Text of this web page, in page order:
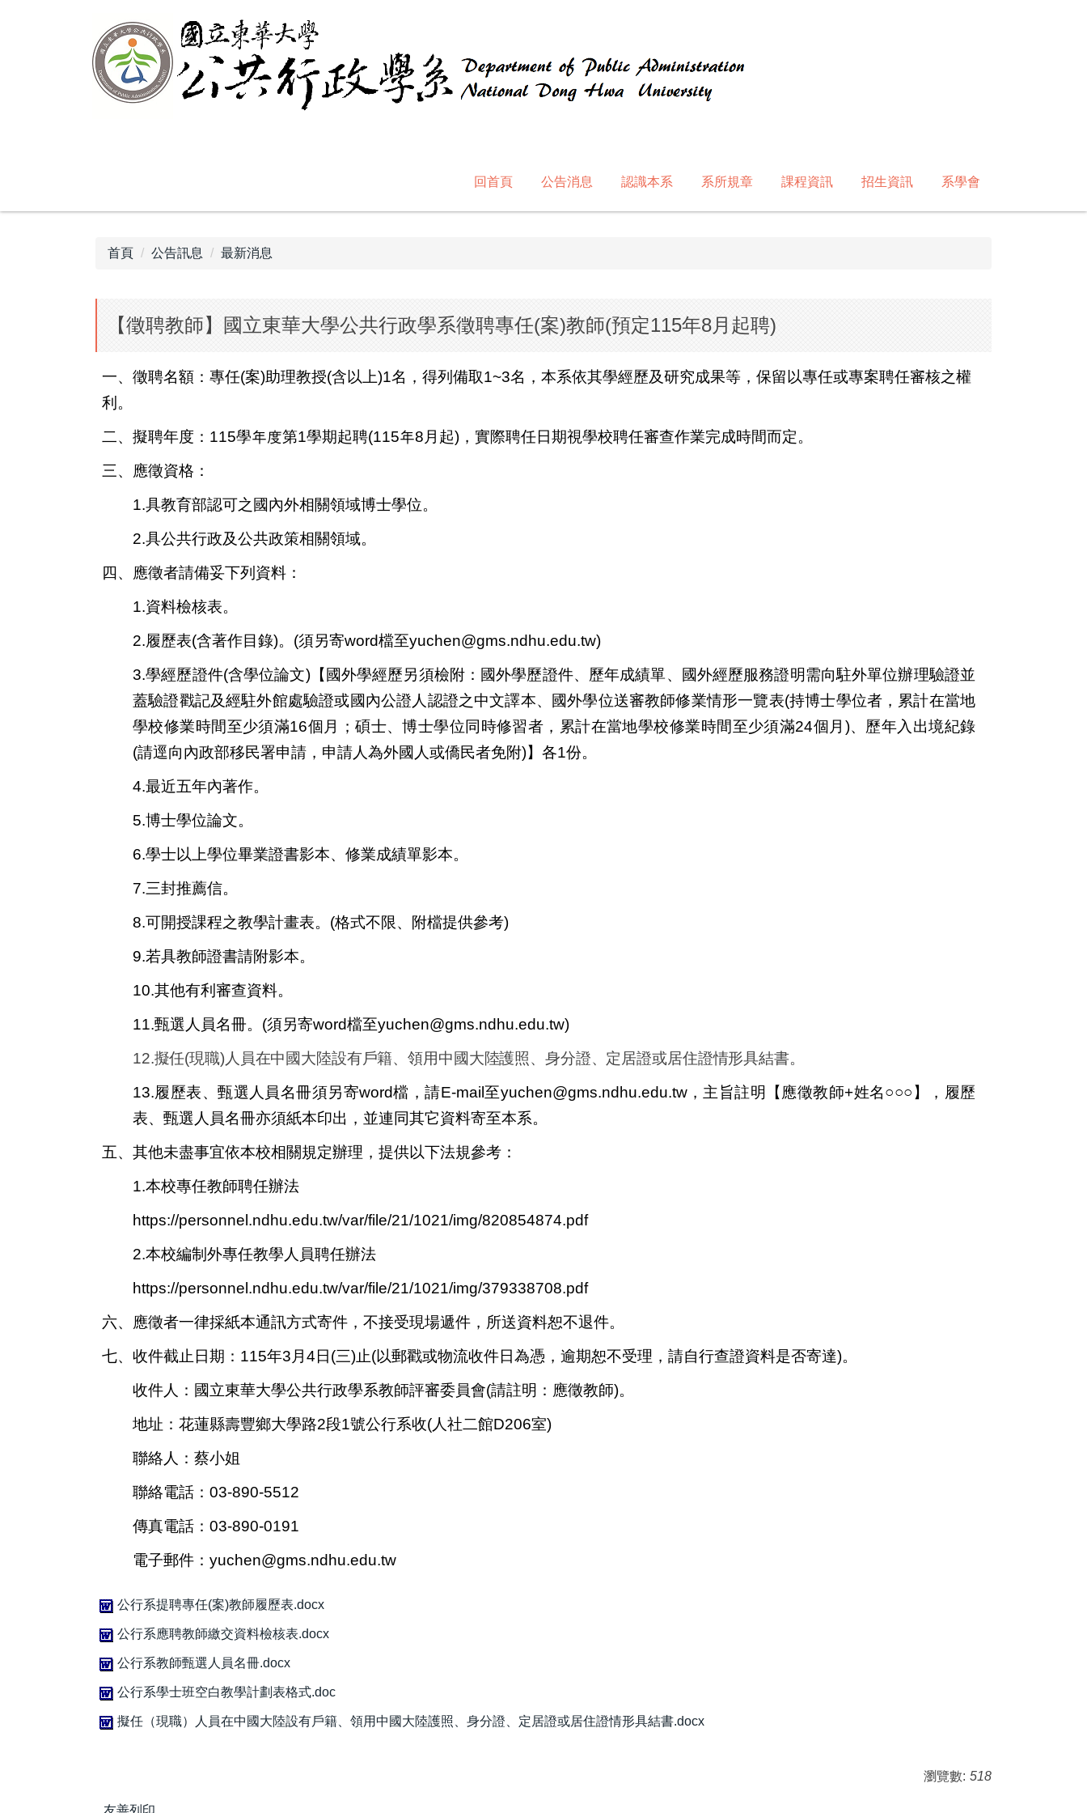
回首頁 公告消息 認識本系 系所規章 課程資訊 招生資訊 系學會
首頁 公告訊息 最新消息
【徵聘教師】國立東華大學公共行政學系徵聘專任(案)教師(預定115年8月起聘)
一、徵聘名額： 專任(案)助理教授(含以上)1名，得列備取1~3名， 本系依其學經歷及研究成果等，保留以專任或專案聘任審核之權
利。
二、擬聘年度：115學年度第1學期起聘(115年8 月起) ， 實際聘任日期視學校聘任審查作業完成時間而定。
三、應徵資格：
1.具教育部認可之國內外相關領域博士學位。
2.具公共行政及公共政策相關領域。
四、應徵者請備妥下列資料：
1.資料檢核表。
2.履歷表(含著作目錄)。(須另寄word檔至yuchen@gms.ndhu.edu.tw)
3.學經歷證件(含學位論文)【國外學經歷另須檢附：國外學歷證件、歷年成績單、國外經歷服務證明需向駐外單位辦理驗證並
蓋驗證戳記及經駐外館處驗證或國內公證人認證之中文譯本、國外學位送審教師修業情形一覽表(持博士學位者，累計在當地
學校修業時間至少須滿16個月；碩士、博士學位同時修習者，累計在當地學校修業時間至少須滿24個月 )、歷年入出境紀錄
(請逕向內政部移民署申請，申請人為外國人或僑民者免附)】各1份。
4.最近五年內著作。
5.博士學位論文。
6.學士以上學位畢業證書影本、修業成績單影本。
7.三封推薦信。
8.可開授課程之教學計畫表。 (格式不限、附檔提供參考)
9.若具教師證書請附影本。
10.其他有利審查資料。
11.甄選人員名冊。 (須另寄word檔至yuchen@gms.ndhu.edu.tw)
12.擬任(現職)人員在中國大陸設有戶籍、領用中國大陸護照、身分證、定居證或居住證情形具結書。
13.履歷表、甄選人員名冊須另寄word檔，請E-mail 至yuchen@gms.ndhu.edu.tw，主旨註明【應徵教師+姓名○○○】， 履歷
表、甄選人員名冊亦須紙本印出，並連同其它資料寄至本系。
五、其他未盡事宜依本校相關規定辦理，提供以下法規參考：
1.本校專任教師聘任辦法
https://personnel.ndhu.edu.tw/var/file/21/1021/img/820854874.pdf
2.本校編制外專任教學人員聘任辦法
https://personnel.ndhu.edu.tw/var/file/21/1021/img/379338708.pdf
六、應徵者一律採紙本通訊方式寄件，不接受現場遞件，所送資料恕不退件。
七、收件截止日期：115年3月4日 (三)止(以郵戳或物流收件日為憑，逾期恕不受理，請自行查證資料是否寄達)。
收件人：國立東華大學公共行政學系教師評審委員會(請註明：應徵教師)。
地址：花蓮縣壽豐鄉大學路2段1號公行系收(人社二館D206室)
聯絡人：蔡小姐
聯絡電話：03-890-5512
傳真電話：03-890-0191
電子郵件：yuchen@gms.ndhu.edu.tw
公行系提聘專任(案)教師履歷表.docx
公行系應聘教師繳交資料檢核表.docx
公行系教師甄選人員名冊.docx
公行系學士班空白教學計劃表格式.doc
擬任（現職）人員在中國大陸設有戶籍、領用中國大陸護照、身分證、定居證或居住證情形具結書.docx
瀏覽數: 518
友善列印